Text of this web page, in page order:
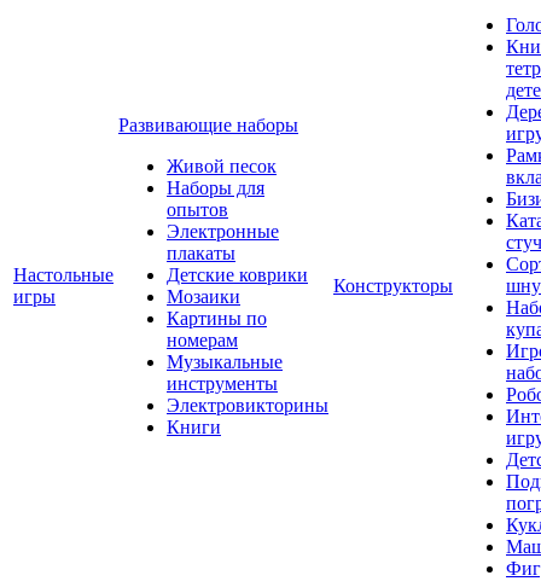
Настольные
игры
Развивающие наборы
Живой песок
Наборы для
опытов
Электронные
плакаты
Детские коврики
Мозаики
Картины по
номерам
Музыкальные
инструменты
Электровикторины
Книги
Конструкторы